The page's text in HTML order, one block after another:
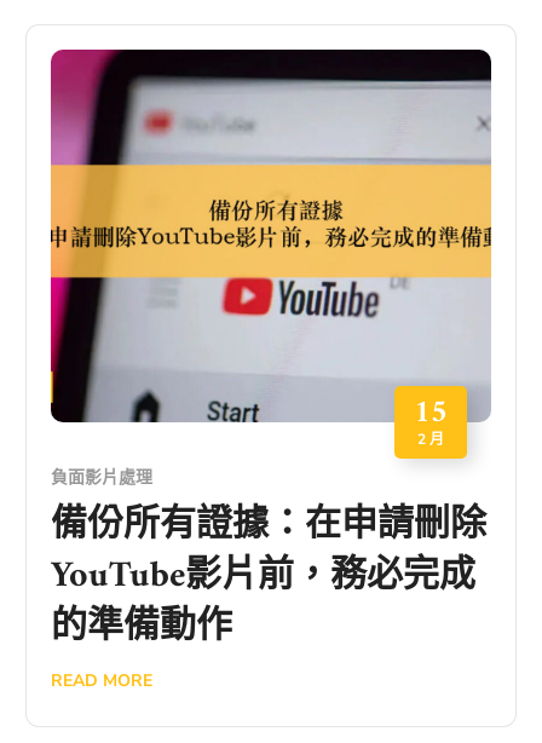
15
2 月
負面影片處理
備份所有證據：在申請刪除
YouTube影片前，務必完成
的準備動作
READ MORE